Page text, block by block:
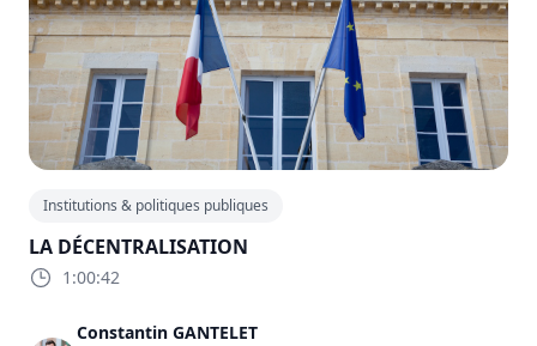
Institutions & politiques publiques
LA DÉCENTRALISATION
1:00:42
Constantin GANTELET